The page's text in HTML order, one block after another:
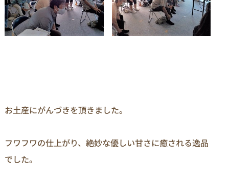
お土産にがんづきを頂きました。
フワフワの仕上がり、絶妙な優しい甘さに癒される逸品
でした。